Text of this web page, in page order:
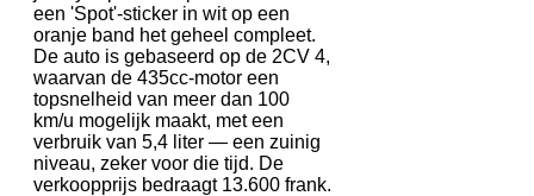
een 'Spot'-sticker in wit op een
oranje band het geheel compleet.
De auto is gebaseerd op de 2CV 4,
waarvan de 435cc-motor een
topsnelheid van meer dan 100
km/u mogelijk maakt, met een
verbruik van 5,4 liter — een zuinig
niveau, zeker voor die tijd. De
verkoopprijs bedraagt 13.600 frank.